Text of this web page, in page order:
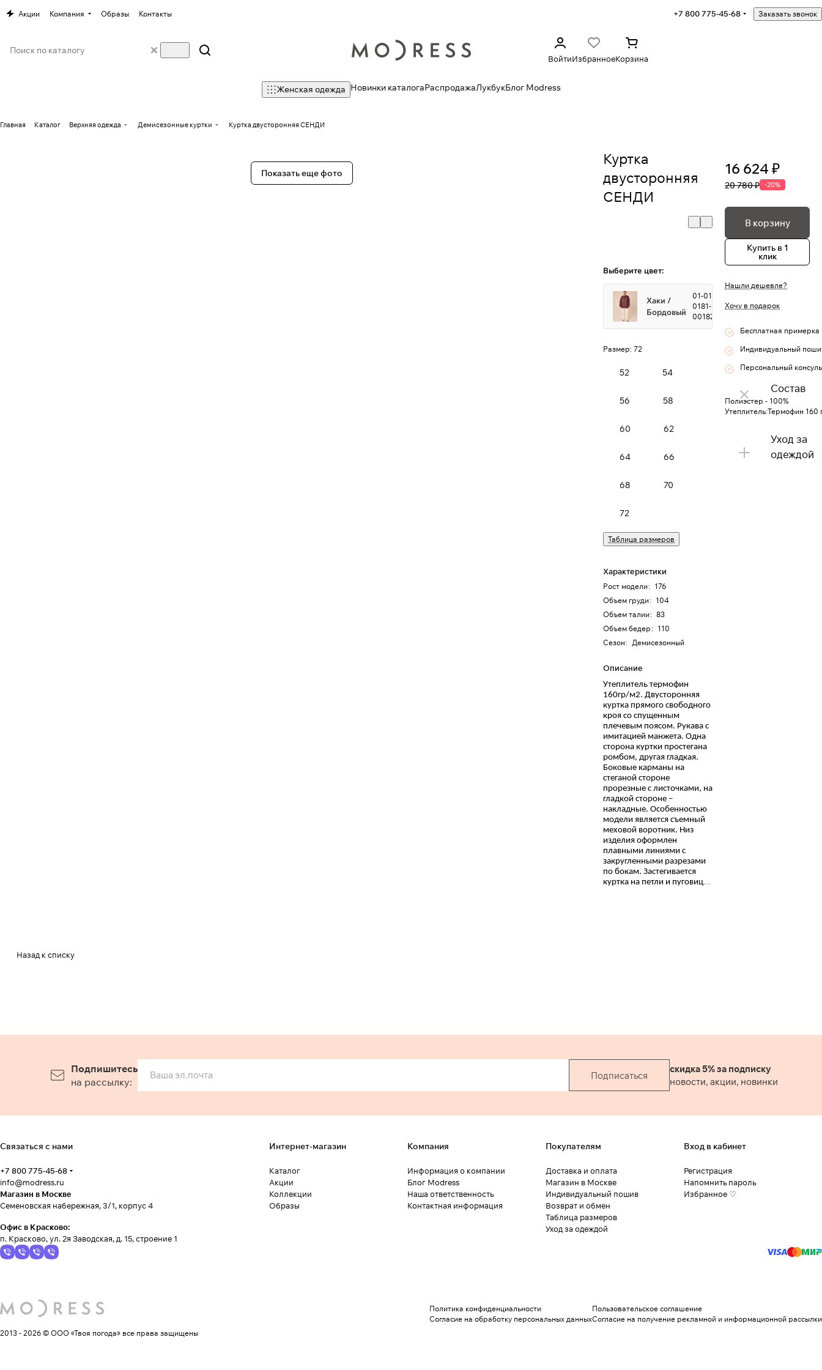
Акции Компания Образы Контакты +7 800 775-45-68 Заказать звонок
ВойтиИзбранноеКорзина
Женская одежда Новинки каталогаРаспродажаЛукбукБлог Modress
Главная Каталог Верхняя одежда Демисезонные куртки Куртка двусторонняя СЕНДИ
Показать еще фото
Куртка
двусторонняя
СЕНДИ
Выберите цвет:
Хаки /
Бордовый
01-01-2-
0181-
0018242
Размер: 72
52 54
56 58
60 62
64 66
68 70
72
Таблица размеров
Характеристики
Рост модели: 176
Объем груди: 104
Объем талии: 83
Объем бедер: 110
Сезон: Демисезонный
Описание
Утеплитель термофин
160гр/м2. Двусторонняя
куртка прямого свободного
кроя со спущенным
плечевым поясом. Рукава с
имитацией манжета. Одна
сторона куртки простегана
ромбом, другая гладкая.
Боковые карманы на
стеганой стороне
прорезные с листочками, на
гладкой стороне –
накладные. Особенностью
модели является съемный
меховой воротник. Низ
изделия оформлен
плавными линиями с
закругленными разрезами
по бокам. Застегивается
куртка на петли и пуговицы.
16 624 ₽
20 780 ₽ -20%
В корзину
Купить в 1
клик
Нашли дешевле?
Хочу в подарок
Бесплатная примерка
Индивидуальный
Персональный
Состав
Полиэстер - 100%
Утеплитель:Термофин 160
Уход за
одеждой
Назад к списку
Подпишитесь
на рассылку:
Подписаться
скидка 5% за подписку
новости, акции, новинки
Связаться с нами
+7 800 775-45-68
info@modress.ru
Магазин в Москве
Семеновская набережная, 3/1, корпус 4
Офис в Красково:
п. Красково, ул. 2я Заводская, д. 15, строение 1
Интернет-магазин
Каталог
Акции
Коллекции
Образы
Компания
Информация о компании
Блог Modress
Наша ответственность
Контактная информация
Покупателям
Доставка и оплата
Магазин в Москве
Индивидуальный пошив
Возврат и обмен
Таблица размеров
Уход за одеждой
Вход в кабинет
Регистрация
Напомнить пароль
Избранное ♡
2013 - 2026 © ООО «Твоя погода» все права защищены
Политика конфиденциальности
Согласие на обработку персональных данных
Пользовательское соглашение
Согласие на получение рекламной и информационной рассылки